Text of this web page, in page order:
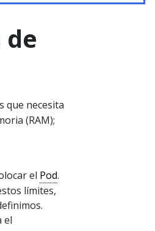
que necesita
(RAM);
el Pod.
límites,
el